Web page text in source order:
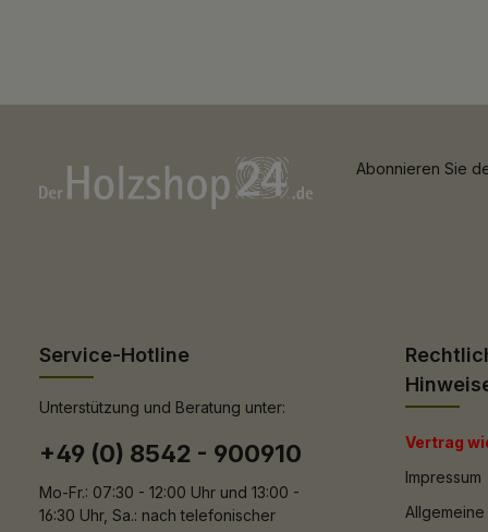
Abonnieren Sie
Service-Hotline
Unterstützung und Beratung unter:
+49 (0) 8542 - 900910
Mo-Fr.: 07:30 - 12:00 Uhr und 13:00 -
16:30 Uhr, Sa.: nach telefonischer
Vertrag
Impressum
Allgemeine